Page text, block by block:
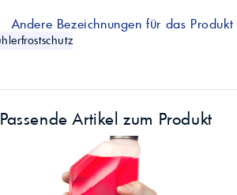
Andere Bezeichnungen für das Produkt
Passende Artikel zum Produkt